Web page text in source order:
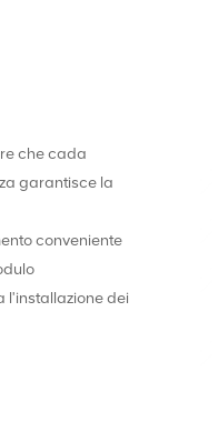
che cada
garantisce la
conveniente
l'installazione dei